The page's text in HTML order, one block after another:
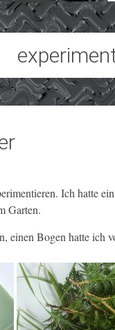
Ich hatte
Garten.
einen Bogen hatte ich